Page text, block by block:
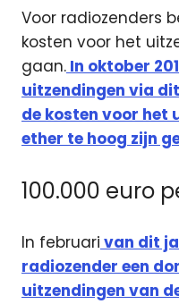
Voor radiozenders
kosten voor het
gaan. In oktober
uitzendingen via
de kosten voor het
ether te hoog zijn
100.000 euro
In februari van dit
radiozender een
uitzendingen van